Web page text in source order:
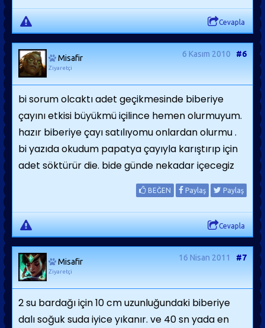
Cevapla
Misafir
Ziyaretçi
6 Kasım 2010 #6
bi sorum olcaktı adet geçikmesinde biberiye
çayını etkisi büyükmü içilince hemen olurmuyum.
hazır biberiye çayı satılıyomu onlardan olurmu .
bi yazıda okudum papatya çayıyla karıştırıp için
adet söktürür die. bide günde nekadar içecegiz
BEĞEN Paylaş Paylaş
Cevapla
Misafir
Ziyaretçi
16 Nisan 2011 #7
2 su bardağı için 10 cm uzunluğundaki biberiye
dalı soğuk suda iyice yıkanır. ve 40 sn yada en